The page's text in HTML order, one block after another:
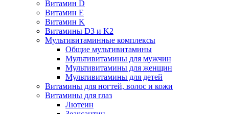
Витамин D
Витамин E
Витамин K
Витамины D3 и K2
Мультивитаминные комплексы
Общие мультивитамины
Мультивитамины для мужчин
Мультивитамины для женщин
Мультивитамины для детей
Витамины для ногтей, волос и кожи
Витамины для глаз
Лютеин